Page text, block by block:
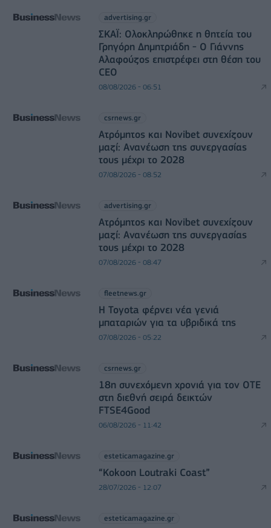
advertising.gr
ΣΚΑΪ: Ολοκληρώθηκε η θητεία του
Γρηγόρη Δημητριάδη - Ο Γιάννης
Αλαφούζος επιστρέφει στη θέση του
CEO
08/08/2026 - 06:51
csrnews.gr
Ατρόμητος και Novibet συνεχίζουν
μαζί: Ανανέωση της συνεργασίας
τους μέχρι το 2028
07/08/2026 - 08:52
advertising.gr
Ατρόμητος και Novibet συνεχίζουν
μαζί: Ανανέωση της συνεργασίας
τους μέχρι το 2028
07/08/2026 - 08:47
fleetnews.gr
Η Toyota φέρνει νέα γενιά
μπαταριών για τα υβριδικά της
07/08/2026 - 05:22
csrnews.gr
18η συνεχόμενη χρονιά για τον ΟΤΕ
στη διεθνή σειρά δεικτών
FTSE4Good
06/08/2026 - 11:42
esteticamagazine.gr
“Kokoon Loutraki Coast”
28/07/2026 - 12:07
esteticamagazine.gr